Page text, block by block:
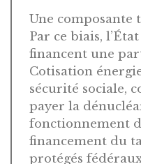
Une composante
Par ce biais,
financent une
Cotisation
sécurité sociale,
payer la
fonctionnement
financement du
protégés